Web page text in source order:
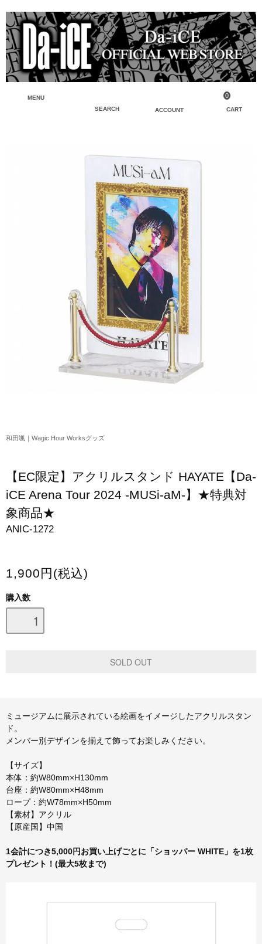
MENU
SEARCH
ACCOUNT CART
0
フェイスタオル・タオル
パーカー・スウェット・ブルゾン
キーホルダー・チャーム
アクリルスタンド・アクセサリー・帽子
缶バッジ・ステッカー
生活雑貨・菓子・ゲーム
工藤大輝グッズ
岩岡徹グッズ
和田颯｜Wagic Hour Worksグッズ
クリスマスアイテム
EC限定グッズ
検索
和田颯｜Wagic Hour Worksグッズ
【EC限定】アクリルスタンド HAYATE【Da-
iCE Arena Tour 2024 -MUSi-aM-】★特典対
象商品★
ANIC-1272
1,900円(税込)
購入数
ミュージアムに展示されている絵画をイメージしたアクリルスタン
ド。
メンバー別デザインを揃えて飾ってお楽しみください。
【サイズ】
本体：約W80mm×H130mm
台座：約W80mm×H48mm
ロープ：約W78mm×H50mm
【素材】アクリル
【原産国】中国
1会計につき5,000円お買い上げごとに「ショッパー WHITE」を1枚
プレゼント！(最大5枚まで)